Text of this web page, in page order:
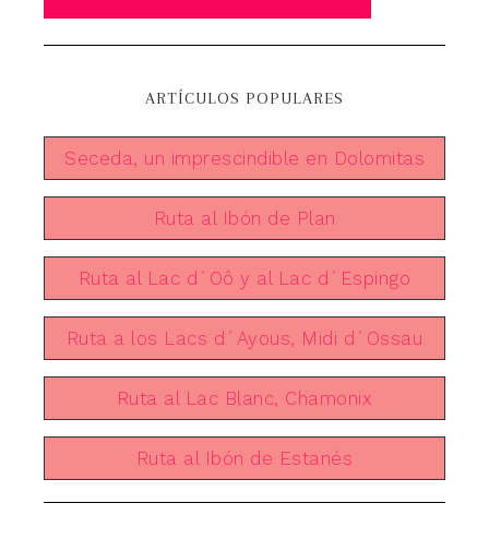
ARTÍCULOS POPULARES
Seceda, un imprescindible en Dolomitas
Ruta al Ibón de Plan
Ruta al Lac d´Oô y al Lac d´Espingo
Ruta a los Lacs d´Ayous, Midi d´Ossau
Ruta al Lac Blanc, Chamonix
Ruta al Ibón de Estanés